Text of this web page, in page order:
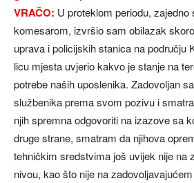
VRAČO: U proteklom periodu, zajedno
komesarom, izvršio sam obilazak
uprava i policijskih stanica na području
licu mjesta uvjerio kakvo je stanje na
potrebe naših uposlenika. Zadovoljan
službenika prema svom pozivu i
njih spremna odgovoriti na izazove sa
druge strane, smatram da njihova
tehničkim sredstvima još uvijek nije na
nivou, kao što nije na